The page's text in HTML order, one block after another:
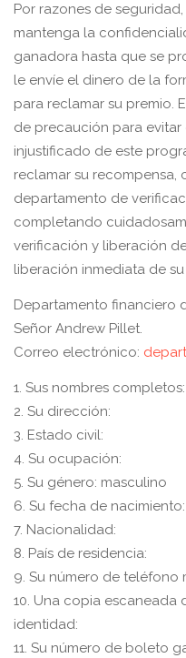
Por razones de
mantenga la
ganadora hasta que se
le envíe el dinero de la
para reclamar su premio.
de precaución para
injustificado de este
reclamar su recompensa,
departamento de
completando
verificación y liberación
liberación inmediata de
Departamento financiero
Señor Andrew Pillet.
Correo electrónico:
1. Sus nombres completos:
2. Su dirección:
3. Estado civil:
4. Su ocupación:
5. Su género: masculino
6. Su fecha de nacimiento:
7. Nacionalidad:
8. País de residencia:
9. Su número de teléfono
10. Una copia
identidad:
11. Su número de boleto